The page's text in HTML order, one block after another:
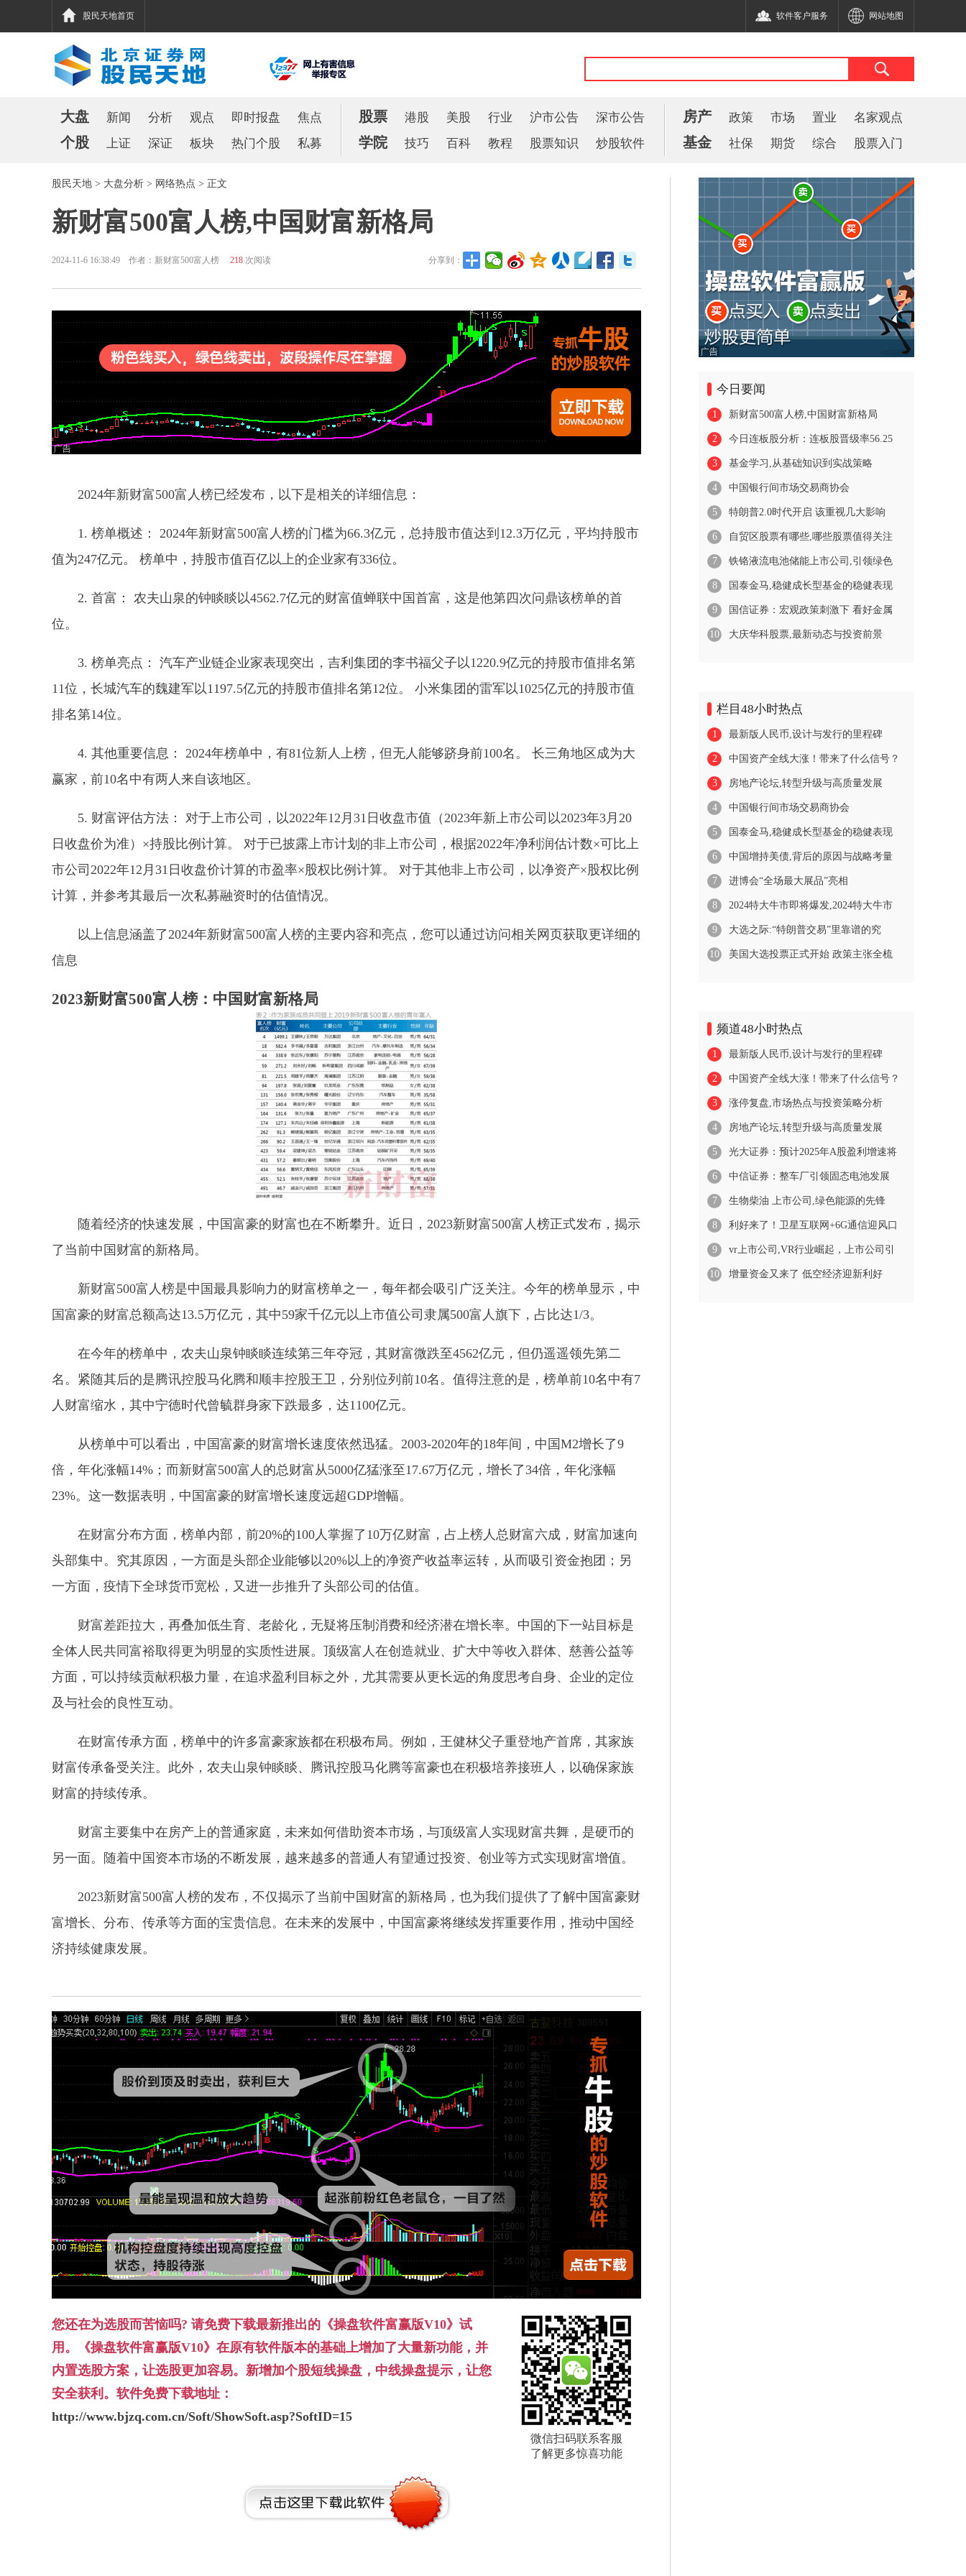
股民天地首页 软件客户服务 网站地图
大盘 新闻 分析 观点 即时报盘 焦点
个股 上证 深证 板块 热门个股 私募
股票 港股 美股 行业 沪市公告 深市公告
学院 技巧 百科 教程 股票知识 炒股软件
房产 政策 市场 置业 名家观点
基金 社保 期货 综合 股票入门
股民天地 > 大盘分析 > 网络热点 > 正文
新财富500富人榜,中国财富新格局
2024-11-6 16:38:49 作者：新财富500富人榜 218 次阅读 分享到：
2024年新财富500富人榜已经发布，以下是相关的详细信息：
1. 榜单概述： 2024年新财富500富人榜的门槛为66.3亿元，总持股市值达到12.3万亿元，平均持股市
值为247亿元。 榜单中，持股市值百亿以上的企业家有336位。
2. 首富： 农夫山泉的钟睒睒以4562.7亿元的财富值蝉联中国首富，这是他第四次问鼎该榜单的首
位。
3. 榜单亮点： 汽车产业链企业家表现突出，吉利集团的李书福父子以1220.9亿元的持股市值排名第
11位，长城汽车的魏建军以1197.5亿元的持股市值排名第12位。 小米集团的雷军以1025亿元的持股市值
排名第14位。
4. 其他重要信息： 2024年榜单中，有81位新人上榜，但无人能够跻身前100名。 长三角地区成为大
赢家，前10名中有两人来自该地区。
5. 财富评估方法： 对于上市公司，以2022年12月31日收盘市值（2023年新上市公司以2023年3月20
日收盘价为准）×持股比例计算。 对于已披露上市计划的非上市公司，根据2022年净利润估计数×可比上
市公司2022年12月31日收盘价计算的市盈率×股权比例计算。 对于其他非上市公司，以净资产×股权比例
计算，并参考其最后一次私募融资时的估值情况。
以上信息涵盖了2024年新财富500富人榜的主要内容和亮点，您可以通过访问相关网页获取更详细的
信息
2023新财富500富人榜：中国财富新格局
随着经济的快速发展，中国富豪的财富也在不断攀升。近日，2023新财富500富人榜正式发布，揭示
了当前中国财富的新格局。
新财富500富人榜是中国最具影响力的财富榜单之一，每年都会吸引广泛关注。今年的榜单显示，中
国富豪的财富总额高达13.5万亿元，其中59家千亿元以上市值公司隶属500富人旗下，占比达1/3。
在今年的榜单中，农夫山泉钟睒睒连续第三年夺冠，其财富微跌至4562亿元，但仍遥遥领先第二
名。紧随其后的是腾讯控股马化腾和顺丰控股王卫，分别位列前10名。值得注意的是，榜单前10名中有7
人财富缩水，其中宁德时代曾毓群身家下跌最多，达1100亿元。
从榜单中可以看出，中国富豪的财富增长速度依然迅猛。2003-2020年的18年间，中国M2增长了9
倍，年化涨幅14%；而新财富500富人的总财富从5000亿猛涨至17.67万亿元，增长了34倍，年化涨幅
23%。这一数据表明，中国富豪的财富增长速度远超GDP增幅。
在财富分布方面，榜单内部，前20%的100人掌握了10万亿财富，占上榜人总财富六成，财富加速向
头部集中。究其原因，一方面是头部企业能够以20%以上的净资产收益率运转，从而吸引资金抱团；另
一方面，疫情下全球货币宽松，又进一步推升了头部公司的估值。
财富差距拉大，再叠加低生育、老龄化，无疑将压制消费和经济潜在增长率。中国的下一站目标是
全体人民共同富裕取得更为明显的实质性进展。顶级富人在创造就业、扩大中等收入群体、慈善公益等
方面，可以持续贡献积极力量，在追求盈利目标之外，尤其需要从更长远的角度思考自身、企业的定位
及与社会的良性互动。
在财富传承方面，榜单中的许多富豪家族都在积极布局。例如，王健林父子重登地产首席，其家族
财富传承备受关注。此外，农夫山泉钟睒睒、腾讯控股马化腾等富豪也在积极培养接班人，以确保家族
财富的持续传承。
财富主要集中在房产上的普通家庭，未来如何借助资本市场，与顶级富人实现财富共舞，是硬币的
另一面。随着中国资本市场的不断发展，越来越多的普通人有望通过投资、创业等方式实现财富增值。
2023新财富500富人榜的发布，不仅揭示了当前中国财富的新格局，也为我们提供了了解中国富豪财
富增长、分布、传承等方面的宝贵信息。在未来的发展中，中国富豪将继续发挥重要作用，推动中国经
济持续健康发展。
您还在为选股而苦恼吗? 请免费下载最新推出的《操盘软件富赢版V10》试
用。《操盘软件富赢版V10》在原有软件版本的基础上增加了大量新功能，并
内置选股方案，让选股更加容易。新增加个股短线操盘，中线操盘提示，让您
安全获利。软件免费下载地址：
http://www.bjzq.com.cn/Soft/ShowSoft.asp?SoftID=15
微信扫码联系客服
了解更多惊喜功能
今日要闻
1 新财富500富人榜,中国财富新格局
2 今日连板股分析：连板股晋级率56.25
3 基金学习,从基础知识到实战策略
4 中国银行间市场交易商协会
5 特朗普2.0时代开启 该重视几大影响
6 自贸区股票有哪些,哪些股票值得关注
7 铁铬液流电池储能上市公司,引领绿色
8 国泰金马,稳健成长型基金的稳健表现
9 国信证券：宏观政策刺激下 看好金属
10 大庆华科股票,最新动态与投资前景
栏目48小时热点
1 最新版人民币,设计与发行的里程碑
2 中国资产全线大涨！带来了什么信号？
3 房地产论坛,转型升级与高质量发展
4 中国银行间市场交易商协会
5 国泰金马,稳健成长型基金的稳健表现
6 中国增持美债,背后的原因与战略考量
7 进博会“全场最大展品”亮相
8 2024特大牛市即将爆发,2024特大牛市
9 大选之际:“特朗普交易”里靠谱的究
10 美国大选投票正式开始 政策主张全梳
频道48小时热点
1 最新版人民币,设计与发行的里程碑
2 中国资产全线大涨！带来了什么信号？
3 涨停复盘,市场热点与投资策略分析
4 房地产论坛,转型升级与高质量发展
5 光大证券：预计2025年A股盈利增速将
6 中信证券：整车厂引领固态电池发展
7 生物柴油 上市公司,绿色能源的先锋
8 利好来了！卫星互联网+6G通信迎风口
9 vr上市公司,VR行业崛起，上市公司引
10 增量资金又来了 低空经济迎新利好